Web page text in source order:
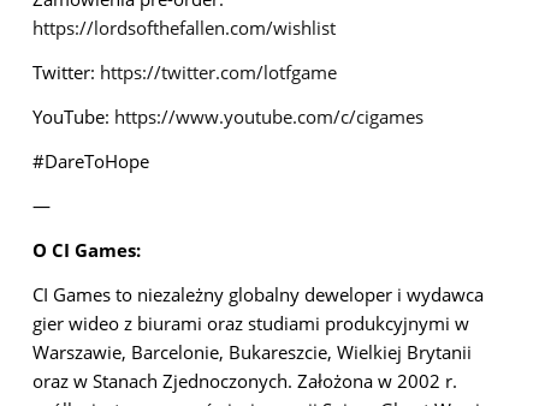
https://lordsofthefallen.com/wishlist
Twitter: https://twitter.com/lotfgame
YouTube: https://www.youtube.com/c/cigames
#DareToHope
—
O CI Games:
CI Games to niezależny globalny deweloper i wydawca
gier wideo z biurami oraz studiami produkcyjnymi w
Warszawie, Barcelonie, Bukareszcie, Wielkiej Brytanii
oraz w Stanach Zjednoczonych. Założona w 2002 r.